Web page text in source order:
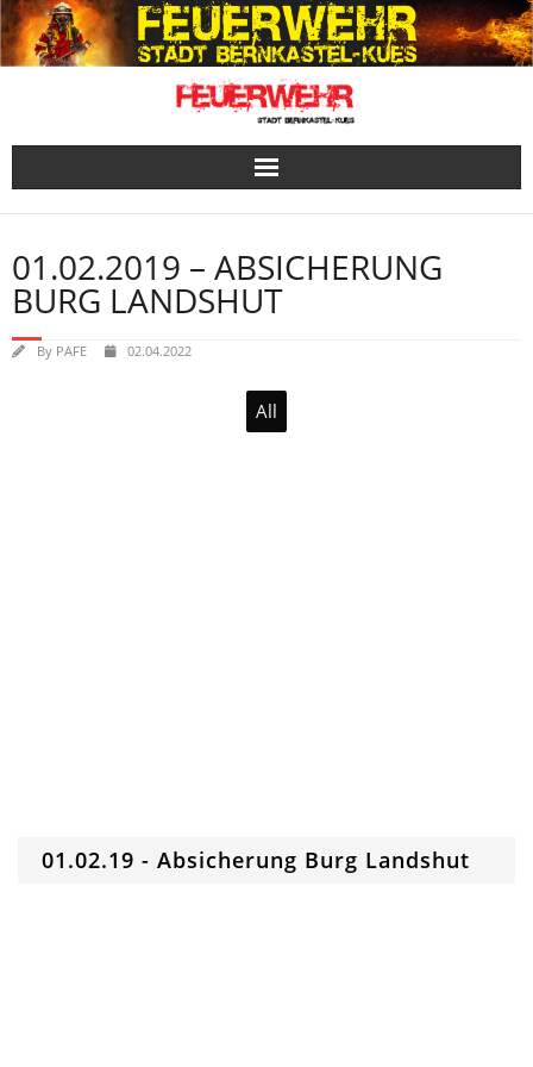
Skip
to
content
01.02.2019 – ABSICHERUNG
BURG LANDSHUT
By PAFE 02.04.2022
All
01.02.19 - Absicherung Burg Landshut